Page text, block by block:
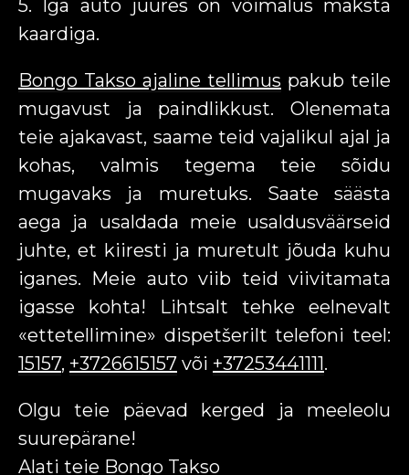
5. Iga auto juures on võimalus maksta
kaardiga.
Bongo Takso ajaline tellimus pakub teile
mugavust ja paindlikkust. Olenemata
teie ajakavast, saame teid vajalikul ajal ja
kohas, valmis tegema teie sõidu
mugavaks ja muretuks. Saate säästa
aega ja usaldada meie usaldusväärseid
juhte, et kiiresti ja muretult jõuda kuhu
iganes. Meie auto viib teid viivitamata
igasse kohta! Lihtsalt tehke eelnevalt
«ettetellimine» dispetšerilt telefoni teel:
15157, +3726615157 või +37253441111.
Olgu teie päevad kerged ja meeleolu
suurepärane!
Alati teie Bongo Takso